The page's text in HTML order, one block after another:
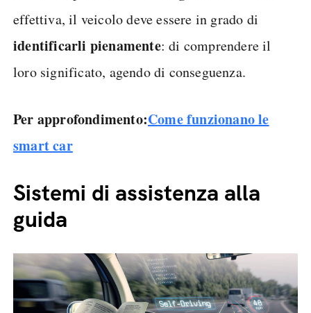
effettiva, il veicolo deve essere in grado di
identificarli pienamente: di comprendere il
loro significato, agendo di conseguenza.
Per approfondimento:Come funzionano le
smart car
Sistemi di assistenza alla
guida